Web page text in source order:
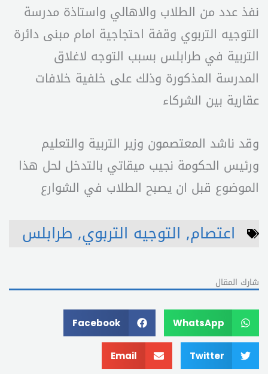
نفذ عدد من الطلاب والاهالي واستاذة مدرسة
التوجيه التربوي وقفة احتجاجية امام مبنى دائرة
التربية في طرابلس بسبب التوجه لاغلاق
المدرسة المذكورة وذلك على خلفية خلافات
عقارية بين الشركاء
وقد ناشد المعتصمون وزير التربية والتعليم
ورئيس الحكومة نجيب ميقاتي بالتدخل لحل هذا
الموضوع قبل ان يصبح الطلاب في الشوارع
اعتصام, التوجيه التربوي, طرابلس
شارك المقال
WhatsApp
Facebook
Twitter
Email